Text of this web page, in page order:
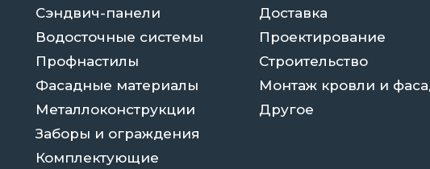
Сэндвич-панели
Водосточные системы
Профнастилы
Фасадные материалы
Металлоконструкции
Заборы и ограждения
Комплектующие
Доставка
Проектирование
Строительство
Монтаж кровли и
Другое